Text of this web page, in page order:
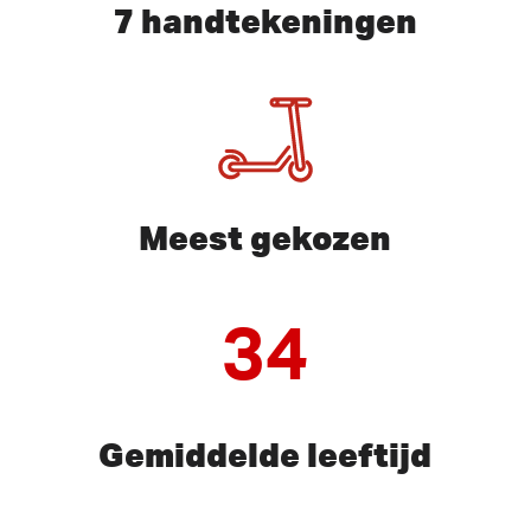
7 handtekeningen
Meest gekozen
34
Gemiddelde leeftijd